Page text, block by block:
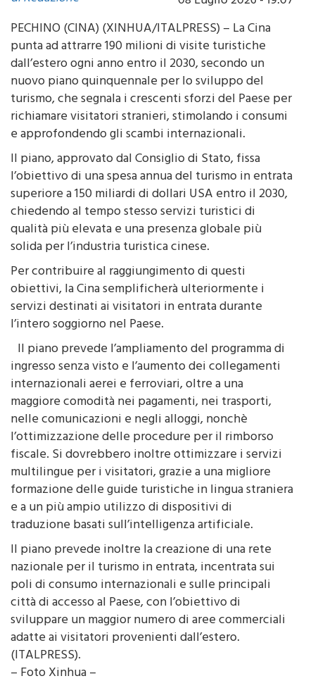
di Redazione
08 Luglio 2026 - 19:07
PECHINO (CINA) (XINHUA/ITALPRESS) – La Cina
punta ad attrarre 190 milioni di visite turistiche
dall’estero ogni anno entro il 2030, secondo un
nuovo piano quinquennale per lo sviluppo del
turismo, che segnala i crescenti sforzi del Paese per
richiamare visitatori stranieri, stimolando i consumi
e approfondendo gli scambi internazionali.
Il piano, approvato dal Consiglio di Stato, fissa
l’obiettivo di una spesa annua del turismo in entrata
superiore a 150 miliardi di dollari USA entro il 2030,
chiedendo al tempo stesso servizi turistici di
qualità più elevata e una presenza globale più
solida per l’industria turistica cinese.
Per contribuire al raggiungimento di questi
obiettivi, la Cina semplificherà ulteriormente i
servizi destinati ai visitatori in entrata durante
l’intero soggiorno nel Paese.
Il piano prevede l’ampliamento del programma di
ingresso senza visto e l’aumento dei collegamenti
internazionali aerei e ferroviari, oltre a una
maggiore comodità nei pagamenti, nei trasporti,
nelle comunicazioni e negli alloggi, nonchè
l’ottimizzazione delle procedure per il rimborso
fiscale. Si dovrebbero inoltre ottimizzare i servizi
multilingue per i visitatori, grazie a una migliore
formazione delle guide turistiche in lingua straniera
e a un più ampio utilizzo di dispositivi di
traduzione basati sull’intelligenza artificiale.
Il piano prevede inoltre la creazione di una rete
nazionale per il turismo in entrata, incentrata sui
poli di consumo internazionali e sulle principali
città di accesso al Paese, con l’obiettivo di
sviluppare un maggior numero di aree commerciali
adatte ai visitatori provenienti dall’estero.
(ITALPRESS).